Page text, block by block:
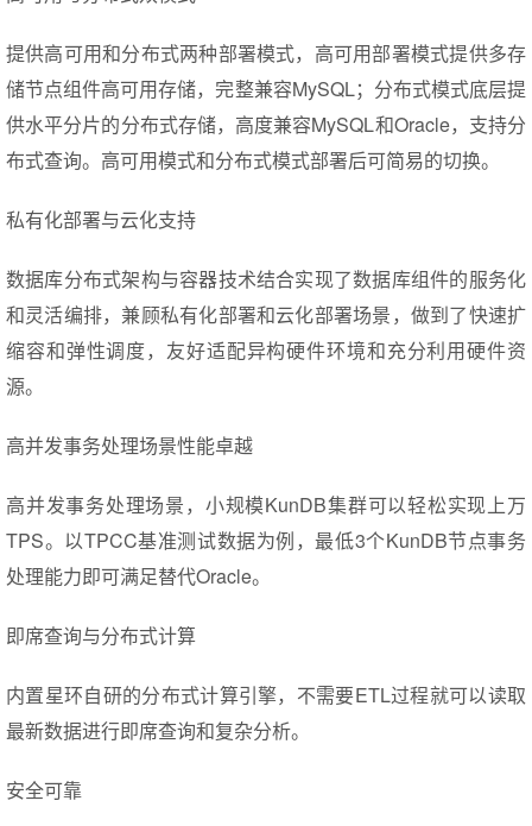
提供高可用和分布式两种部署模式，高可用部署模式提供多存
储节点组件高可用存储，完整兼容MySQL；分布式模式底层提
供水平分片的分布式存储，高度兼容MySQL和Oracle，支持分
布式查询。高可用模式和分布式模式部署后可简易的切换。
私有化部署与云化支持
数据库分布式架构与容器技术结合实现了数据库组件的服务化
和灵活编排，兼顾私有化部署和云化部署场景，做到了快速扩
缩容和弹性调度，友好适配异构硬件环境和充分利用硬件资
源。
高并发事务处理场景性能卓越
高并发事务处理场景，小规模KunDB集群可以轻松实现上万
TPS。以TPCC基准测试数据为例，最低3个KunDB节点事务
处理能力即可满足替代Oracle。
即席查询与分布式计算
内置星环自研的分布式计算引擎，不需要ETL过程就可以读取
最新数据进行即席查询和复杂分析。
安全可靠